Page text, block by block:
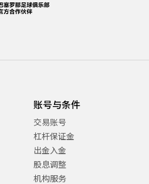
账号与条件
交易账号
杠杆保证金
出金入金
股息调整
机构服务